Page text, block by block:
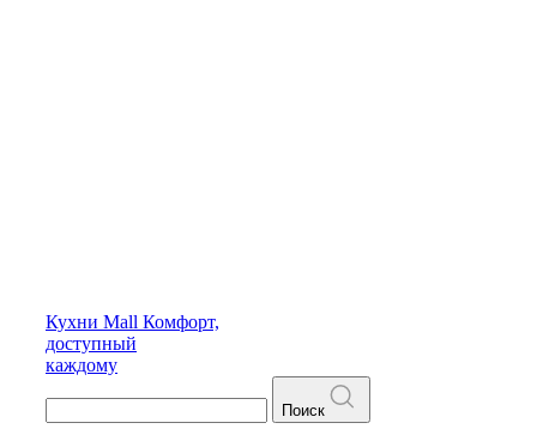
Кухни Mall Комфорт,
доступный
каждому
Поиск